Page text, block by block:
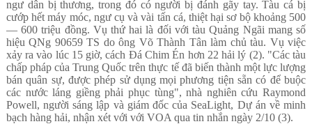
ngư dân bị thương, trong đó có người bị đánh gãy tay. Tàu cá bị
cướp hết máy móc, ngư cụ và vài tấn cá, thiệt hại sơ bộ khoảng 500
— 600 triệu đồng. Vụ thứ hai là đối với tàu Quảng Ngãi mang số
hiệu QNg 90659 TS do ông Võ Thành Tân làm chủ tàu. Vụ việc
xảy ra vào lúc 15 giờ, cách Đá Chim Én hơn 22 hải lý (2). "Các tàu
chấp pháp của Trung Quốc trên thực tế đã biến thành một lực lượng
bán quân sự, được phép sử dụng mọi phương tiện sẵn có để buộc
các nước láng giềng phải phục tùng", nhà nghiên cứu Raymond
Powell, người sáng lập và giám đốc của SeaLight, Dự án về minh
bạch hàng hải, nhận xét với với VOA qua tin nhắn ngày 2/10 (3).